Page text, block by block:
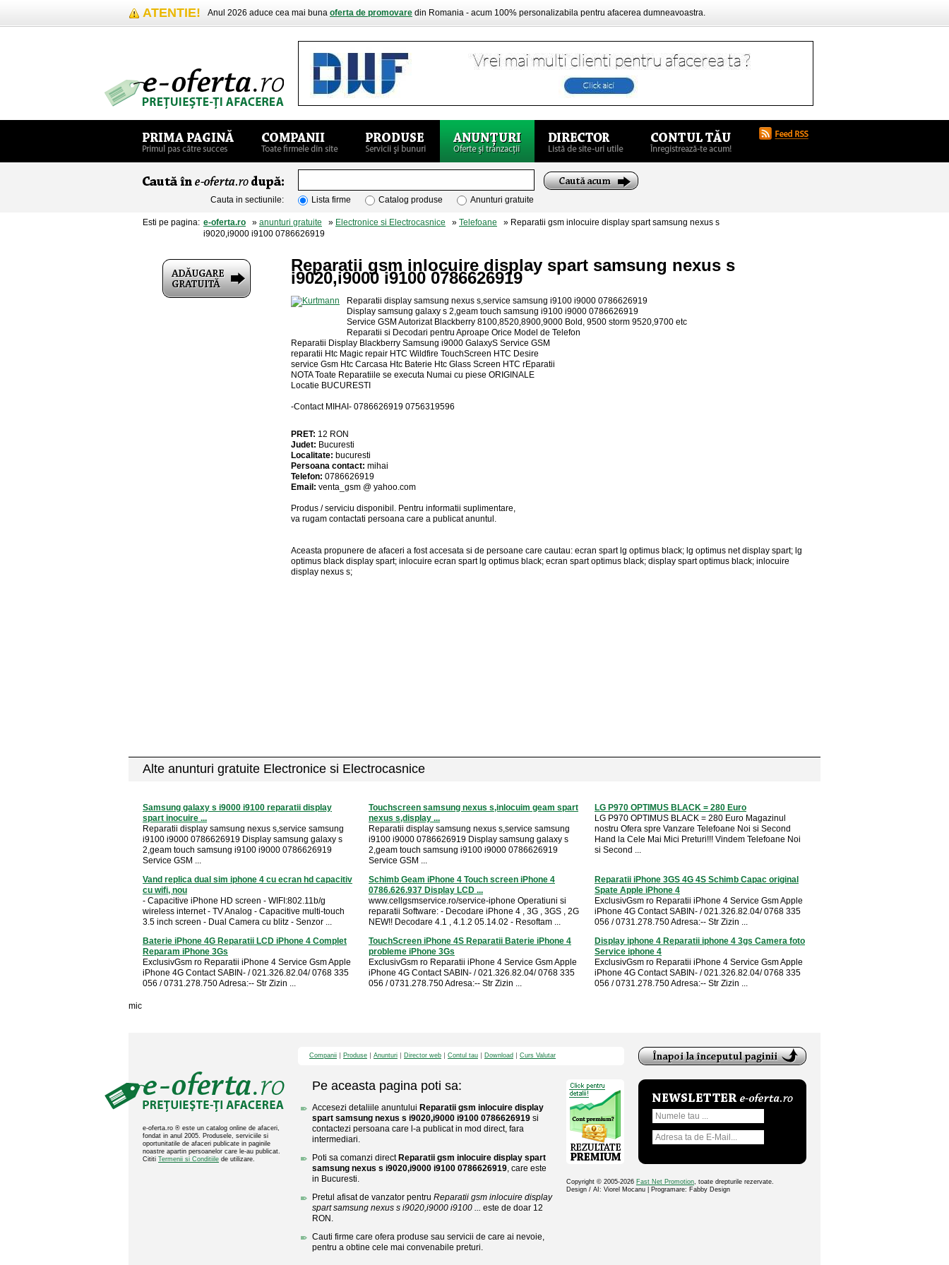
ATENTIE! Anul 2026 aduce cea mai buna oferta de promovare din Romania - acum 100% personalizabila pentru afacerea dumneavoastra.
Cauta in sectiunile: Lista firme Catalog produse Anunturi gratuite
Esti pe pagina: e-oferta.ro » anunturi gratuite » Electronice si Electrocasnice » Telefoane » Reparatii gsm inlocuire display spart samsung nexus s
i9020,i9000 i9100 0786626919
Reparatii gsm inlocuire display spart samsung nexus s
i9020,i9000 i9100 0786626919
Reparatii display samsung nexus s,service samsung i9100 i9000 0786626919
Display samsung galaxy s 2,geam touch samsung i9100 i9000 0786626919
Service GSM Autorizat Blackberry 8100,8520,8900,9000 Bold, 9500 storm 9520,9700 etc
Reparatii si Decodari pentru Aproape Orice Model de Telefon
Reparatii Display Blackberry Samsung i9000 GalaxyS Service GSM
reparatii Htc Magic repair HTC Wildfire TouchScreen HTC Desire
service Gsm Htc Carcasa Htc Baterie Htc Glass Screen HTC rEparatii
NOTA Toate Reparatiile se executa Numai cu piese ORIGINALE
Locatie BUCURESTI
-Contact MIHAI- 0786626919 0756319596
PRET: 12 RON
Judet: Bucuresti
Localitate: bucuresti
Persoana contact: mihai
Telefon: 0786626919
Email: venta_gsm @ yahoo.com
Produs / serviciu disponibil . Pentru informatii suplimentare,
va rugam contactati persoana care a publicat anuntul.
Aceasta propunere de afaceri a fost accesata si de persoane care cautau: ecran spart lg optimus black; lg optimus net display spart; lg
optimus black display spart; inlocuire ecran spart lg optimus black; ecran spart optimus black; display spart optimus black; inlocuire
display nexus s;
Alte anunturi gratuite Electronice si Electrocasnice
Samsung galaxy s i9000 i9100 reparatii display
spart inocuire ...
Reparatii display samsung nexus s,service samsung
i9100 i9000 0786626919 Display samsung galaxy s
2,geam touch samsung i9100 i9000 0786626919
Service GSM ...
Touchscreen samsung nexus s,inlocuim geam spart
nexus s,display ...
Reparatii display samsung nexus s,service samsung
i9100 i9000 0786626919 Display samsung galaxy s
2,geam touch samsung i9100 i9000 0786626919
Service GSM ...
LG P970 OPTIMUS BLACK = 280 Euro
LG P970 OPTIMUS BLACK = 280 Euro Magazinul
nostru Ofera spre Vanzare Telefoane Noi si Second
Hand la Cele Mai Mici Preturi!!! Vindem Telefoane Noi
si Second ...
Vand replica dual sim iphone 4 cu ecran hd capacitiv
cu wifi, nou
- Capacitive iPhone HD screen - WIFI:802.11b/g
wireless internet - TV Analog - Capacitive multi-touch
3.5 inch screen - Dual Camera cu blitz - Senzor ...
Schimb Geam iPhone 4 Touch screen iPhone 4
0786.626.937 Display LCD ...
www.cellgsmservice.ro/service-iphone Operatiuni si
reparatii Software: - Decodare iPhone 4 , 3G , 3GS , 2G
NEW!! Decodare 4.1 , 4.1.2 05.14.02 - Resoftam ...
Reparatii iPhone 3GS 4G 4S Schimb Capac original
Spate Apple iPhone 4
ExclusivGsm ro Reparatii iPhone 4 Service Gsm Apple
iPhone 4G Contact SABIN- / 021.326.82.04/ 0768 335
056 / 0731.278.750 Adresa:-- Str Zizin ...
Baterie iPhone 4G Reparatii LCD iPhone 4 Complet
Reparam iPhone 3Gs
ExclusivGsm ro Reparatii iPhone 4 Service Gsm Apple
iPhone 4G Contact SABIN- / 021.326.82.04/ 0768 335
056 / 0731.278.750 Adresa:-- Str Zizin ...
TouchScreen iPhone 4S Reparatii Baterie iPhone 4
probleme iPhone 3Gs
ExclusivGsm ro Reparatii iPhone 4 Service Gsm Apple
iPhone 4G Contact SABIN- / 021.326.82.04/ 0768 335
056 / 0731.278.750 Adresa:-- Str Zizin ...
Display iphone 4 Reparatii iphone 4 3gs Camera foto
Service iphone 4
ExclusivGsm ro Reparatii iPhone 4 Service Gsm Apple
iPhone 4G Contact SABIN- / 021.326.82.04/ 0768 335
056 / 0731.278.750 Adresa:-- Str Zizin ...
mic
e-oferta.ro ® este un catalog online de afaceri,
fondat in anul 2005. Produsele, serviciile si
oportunitatile de afaceri publicate in paginile
noastre apartin persoanelor care le-au publicat.
Cititi Termenii si Conditiile de utilizare.
Companii Produse Anunturi Director web Contul tau Download Curs Valutar
Pe aceasta pagina poti sa:
Accesezi detaliile anuntului Reparatii gsm inlocuire display
spart samsung nexus s i9020,i9000 i9100 0786626919 si
contactezi persoana care l-a publicat in mod direct, fara
intermediari.
Poti sa comanzi direct Reparatii gsm inlocuire display spart
samsung nexus s i9020,i9000 i9100 0786626919, care este
in Bucuresti.
Pretul afisat de vanzator pentru Reparatii gsm inlocuire display
spart samsung nexus s i9020,i9000 i9100 ... este de doar 12
RON.
Cauti firme care ofera produse sau servicii de care ai nevoie,
pentru a obtine cele mai convenabile preturi.
Copyright © 2005-2026 Fast Net Promotion, toate drepturile rezervate.
Design / AI: Viorel Mocanu | Programare: Fabby Design